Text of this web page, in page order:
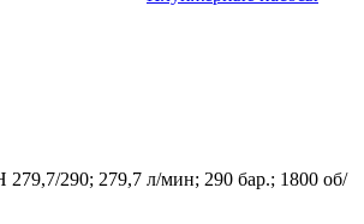
290; 279,7 л/мин; 290 бар.; 1800 об/